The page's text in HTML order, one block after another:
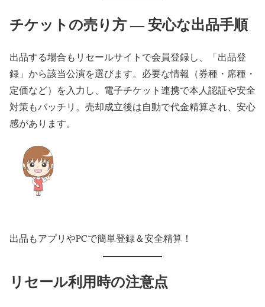
チケットの売り方 ― 安心な出品手順
出品する場合もリセールサイトで会員登録し、「出品登
録」から該当公演を選びます。必要な情報（券種・席種・
定価など）を入力し、電子チケット連携で本人認証や安全
対策もバッチリ。売却成立後は自動で代金精算され、安心
感があります。
出品もアプリやPCで簡単登録＆安全精算！
リセール利用時の注意点